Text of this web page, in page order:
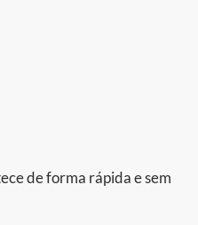
de forma rápida e sem